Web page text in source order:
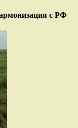
с РФ